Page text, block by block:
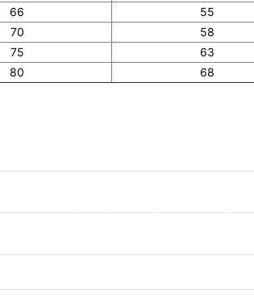
66 55
70 58
75 63
80 68